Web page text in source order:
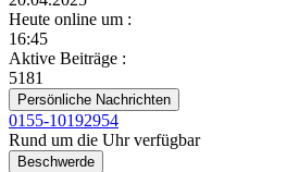
Heute online um :
16:45
Aktive Beiträge :
5181
Persönliche Nachrichten
0155-10192954
Rund um die Uhr verfügbar
Beschwerde